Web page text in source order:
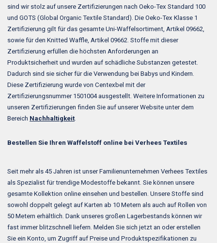
sind wir stolz auf unsere Zertifizierungen nach Oeko-Tex Standard 100
und GOTS (Global Organic Textile Standard). Die Oeko-Tex Klasse 1
Zertifizierung gilt für das gesamte Uni-Waffelsortiment, Artikel 09662,
sowie für den Knitted Waffle, Artikel 09662. Stoffe mit dieser
Zertifizierung erfüllen die höchsten Anforderungen an
Produktsicherheit und wurden auf schädliche Substanzen getestet.
Dadurch sind sie sicher für die Verwendung bei Babys und Kindern.
Diese Zertifizierung wurde von Centexbel mit der
Zertifizierungsnummer 1501004 ausgestellt. Weitere Informationen zu
unseren Zertifizierungen finden Sie auf unserer Website unter dem
Bereich Nachhaltigkeit.
Bestellen Sie Ihren Waffelstoff online bei Verhees Textiles
Seit mehr als 45 Jahren ist unser Familienunternehmen Verhees Textiles
als Spezialist für trendige Modestoffe bekannt. Sie können unsere
gesamte Kollektion online einsehen und bestellen. Unsere Stoffe sind
sowohl doppelt gelegt auf Karten ab 10 Metern als auch auf Rollen von
50 Metern erhältlich. Dank unseres großen Lagerbestands können wir
fast immer blitzschnell liefern. Melden Sie sich jetzt an oder erstellen
Sie ein Konto, um Zugriff auf Preise und Produktspezifikationen zu